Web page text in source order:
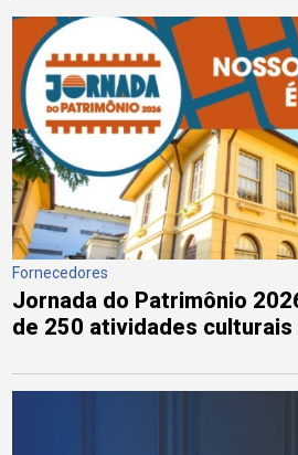
Fornecedores
Jornada do Patrimônio
de 250 atividades culturais